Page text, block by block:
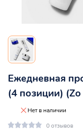
Ежедневная
(4 позиции)
Нет в наличии
0 отзывов